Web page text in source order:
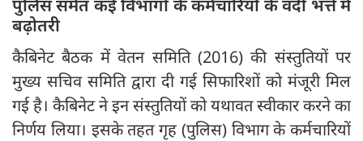
पुलिस समेत कई विभागों के कर्मचारियों के वर्दी भत्ते में
बढ़ोतरी
कैबिनेट बैठक में वेतन समिति (2016) की संस्तुतियों पर
मुख्य सचिव समिति द्वारा दी गई सिफारिशों को मंजूरी मिल
गई है। कैबिनेट ने इन संस्तुतियों को यथावत स्वीकार करने का
निर्णय लिया। इसके तहत गृह (पुलिस) विभाग के कर्मचारियों